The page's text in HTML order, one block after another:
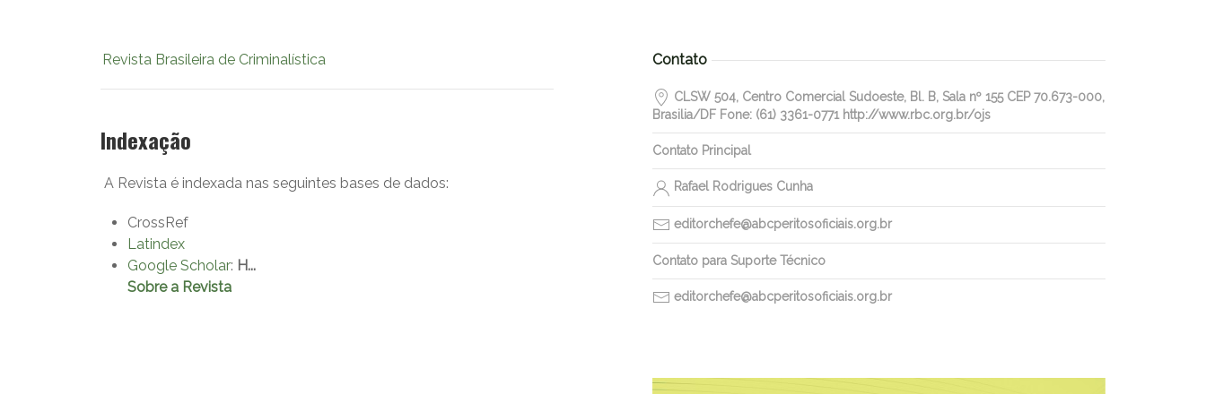
Revista Brasileira de Criminalística
Indexação
A Revista é indexada nas seguintes bases de dados:
CrossRef
Latindex
Google Scholar: H...
Sobre a Revista
Contato
CLSW 504, Centro Comercial Sudoeste, Bl. B, Sala nº 155 CEP 70.673-000,
Brasilia/DF Fone: (61) 3361-0771 http://www.rbc.org.br/ojs
Contato Principal
Rafael Rodrigues Cunha
editorchefe@abcperitosoficiais.org.br
Contato para Suporte Técnico
editorchefe@abcperitosoficiais.org.br